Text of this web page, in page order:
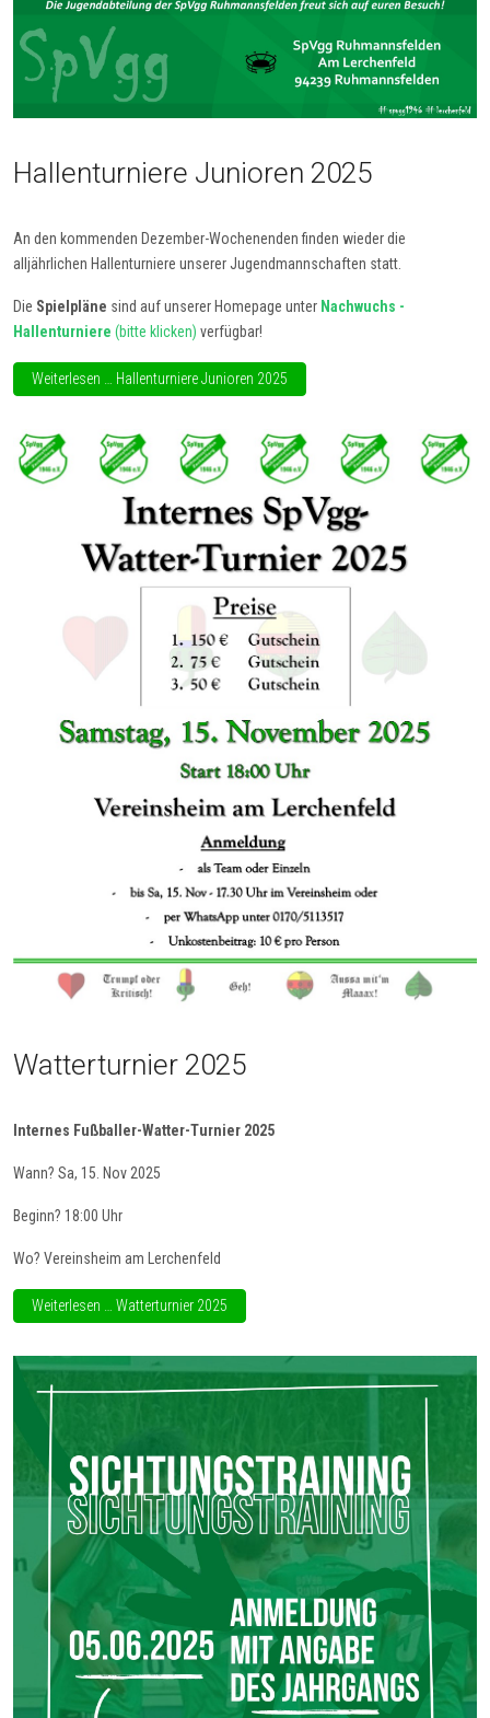
Hallenturniere Junioren 2025
An den kommenden Dezember-Wochenenden finden wieder die
alljährlichen Hallenturniere unserer Jugendmannschaften statt.
Die Spielpläne sind auf unserer Homepage unter Nachwuchs -
Hallenturniere (bitte klicken) verfügbar!
Weiterlesen … Hallenturniere Junioren 2025
Watterturnier 2025
Internes Fußballer-Watter-Turnier 2025
Wann? Sa, 15. Nov 2025
Beginn? 18:00 Uhr
Wo? Vereinsheim am Lerchenfeld
Weiterlesen … Watterturnier 2025